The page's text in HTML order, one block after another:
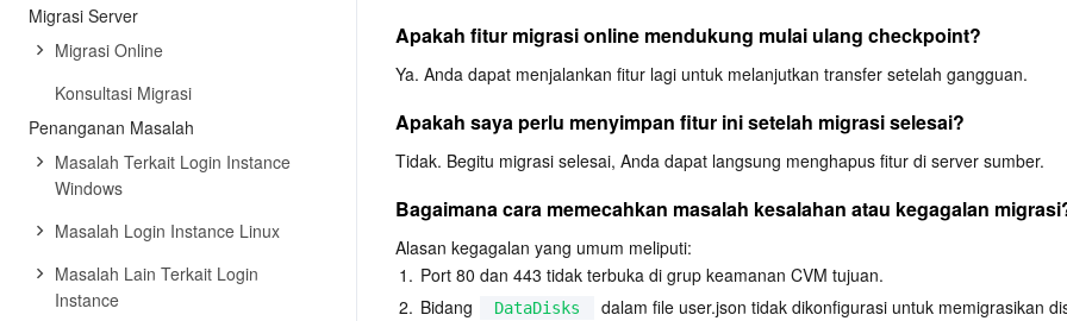
Migrasi Server
Migrasi Online
Konsultasi Migrasi
Penanganan Masalah
Masalah Terkait Login Instance
Windows
Masalah Login Instance Linux
Masalah Lain Terkait Login
Instance
Apakah fitur migrasi online mendukung mulai ulang checkpoint?
Ya. Anda dapat menjalankan fitur lagi untuk melanjutkan transfer setelah gangguan.
Apakah saya perlu menyimpan fitur ini setelah migrasi selesai?
Tidak. Begitu migrasi selesai, Anda dapat langsung menghapus fitur di server sumber.
Bagaimana cara memecahkan masalah kesalahan atau kegagalan
Alasan kegagalan yang umum meliputi:
1. Port 80 dan 443 tidak terbuka di grup keamanan CVM tujuan.
2. Bidang DataDisks
dalam file user.json tidak dikonfigurasi untuk memigrasikan